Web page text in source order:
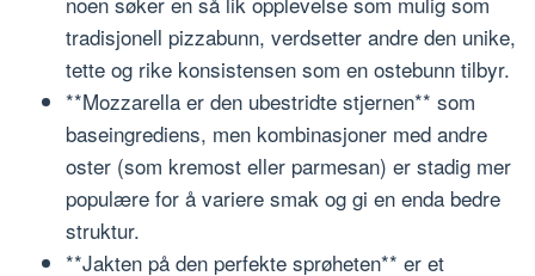
tradisjonell pizzabunn, verdsetter andre den unike,
tette og rike konsistensen som en ostebunn tilbyr.
**Mozzarella er den ubestridte stjernen** som
baseingrediens, men kombinasjoner med andre
oster (som kremost eller parmesan) er stadig mer
populære for å variere smak og gi en enda bedre
struktur.
**Jakten på den perfekte sprøheten** er et